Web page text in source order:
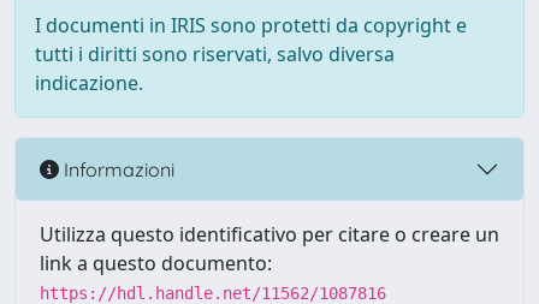
I documenti in IRIS sono protetti da copyright e
tutti i diritti sono riservati, salvo diversa
indicazione.
Informazioni
Utilizza questo identificativo per citare o creare un
link a questo documento:
https://hdl.handle.net/11562/1087816